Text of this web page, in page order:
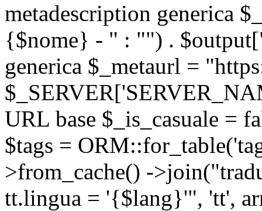
metadescription generica
{$nome} - " : "") .
generica $_metaurl =
URL base $_is_casuale =
$tags =
>from_cache() -
tt.lingua = '{$lang}'", 'tt',